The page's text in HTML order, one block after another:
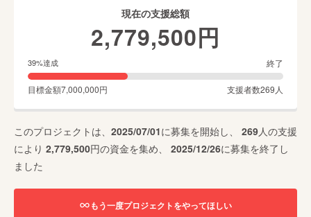
現在の支援総額
2,779,500円
39%達成 終了
目標金額7,000,000円 支援者数269 人
このプロジェクトは、 2025/07/01に募集を開始し、 269人の支援
により 2,779,500円の資金を集め、 2025/12/26に募集を終了し
ました
もう一度プロジェクトをやってほしい